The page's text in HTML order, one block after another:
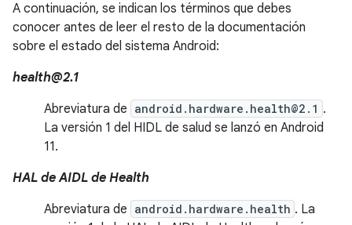
A continuación, se indican los términos que debes
conocer antes de leer el resto de la documentación
sobre el estado del sistema Android:
health@2.1
Abreviatura de android.hardware.health@2.1 .
La versión 1 del HIDL de salud se lanzó en Android
11.
HAL de AIDL de Health
Abreviatura de android.hardware.health . La